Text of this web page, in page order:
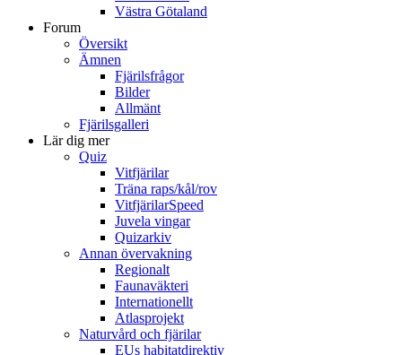
Västra Götaland
Forum
Översikt
Ämnen
Fjärilsfrågor
Bilder
Allmänt
Fjärilsgalleri
Lär dig mer
Quiz
Vitfjärilar
Träna raps/kål/rov
VitfjärilarSpeed
Juvela vingar
Quizarkiv
Annan övervakning
Regionalt
Faunaväkteri
Internationellt
Atlasprojekt
Naturvård och fjärilar
EUs habitatdirektiv